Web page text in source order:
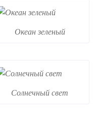
Океан зеленый
Солнечный свет